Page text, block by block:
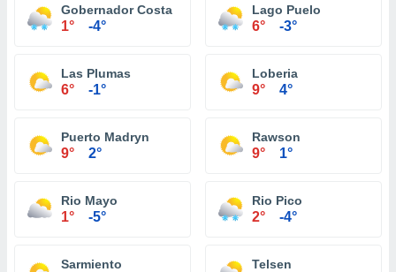
Gobernador Costa
1° -4°
Lago Puelo
6° -3°
Las Plumas
6° -1°
Loberia
9° 4°
Puerto Madryn
9° 2°
Rawson
9° 1°
Rio Mayo
1° -5°
Rio Pico
2° -4°
Sarmiento Telsen